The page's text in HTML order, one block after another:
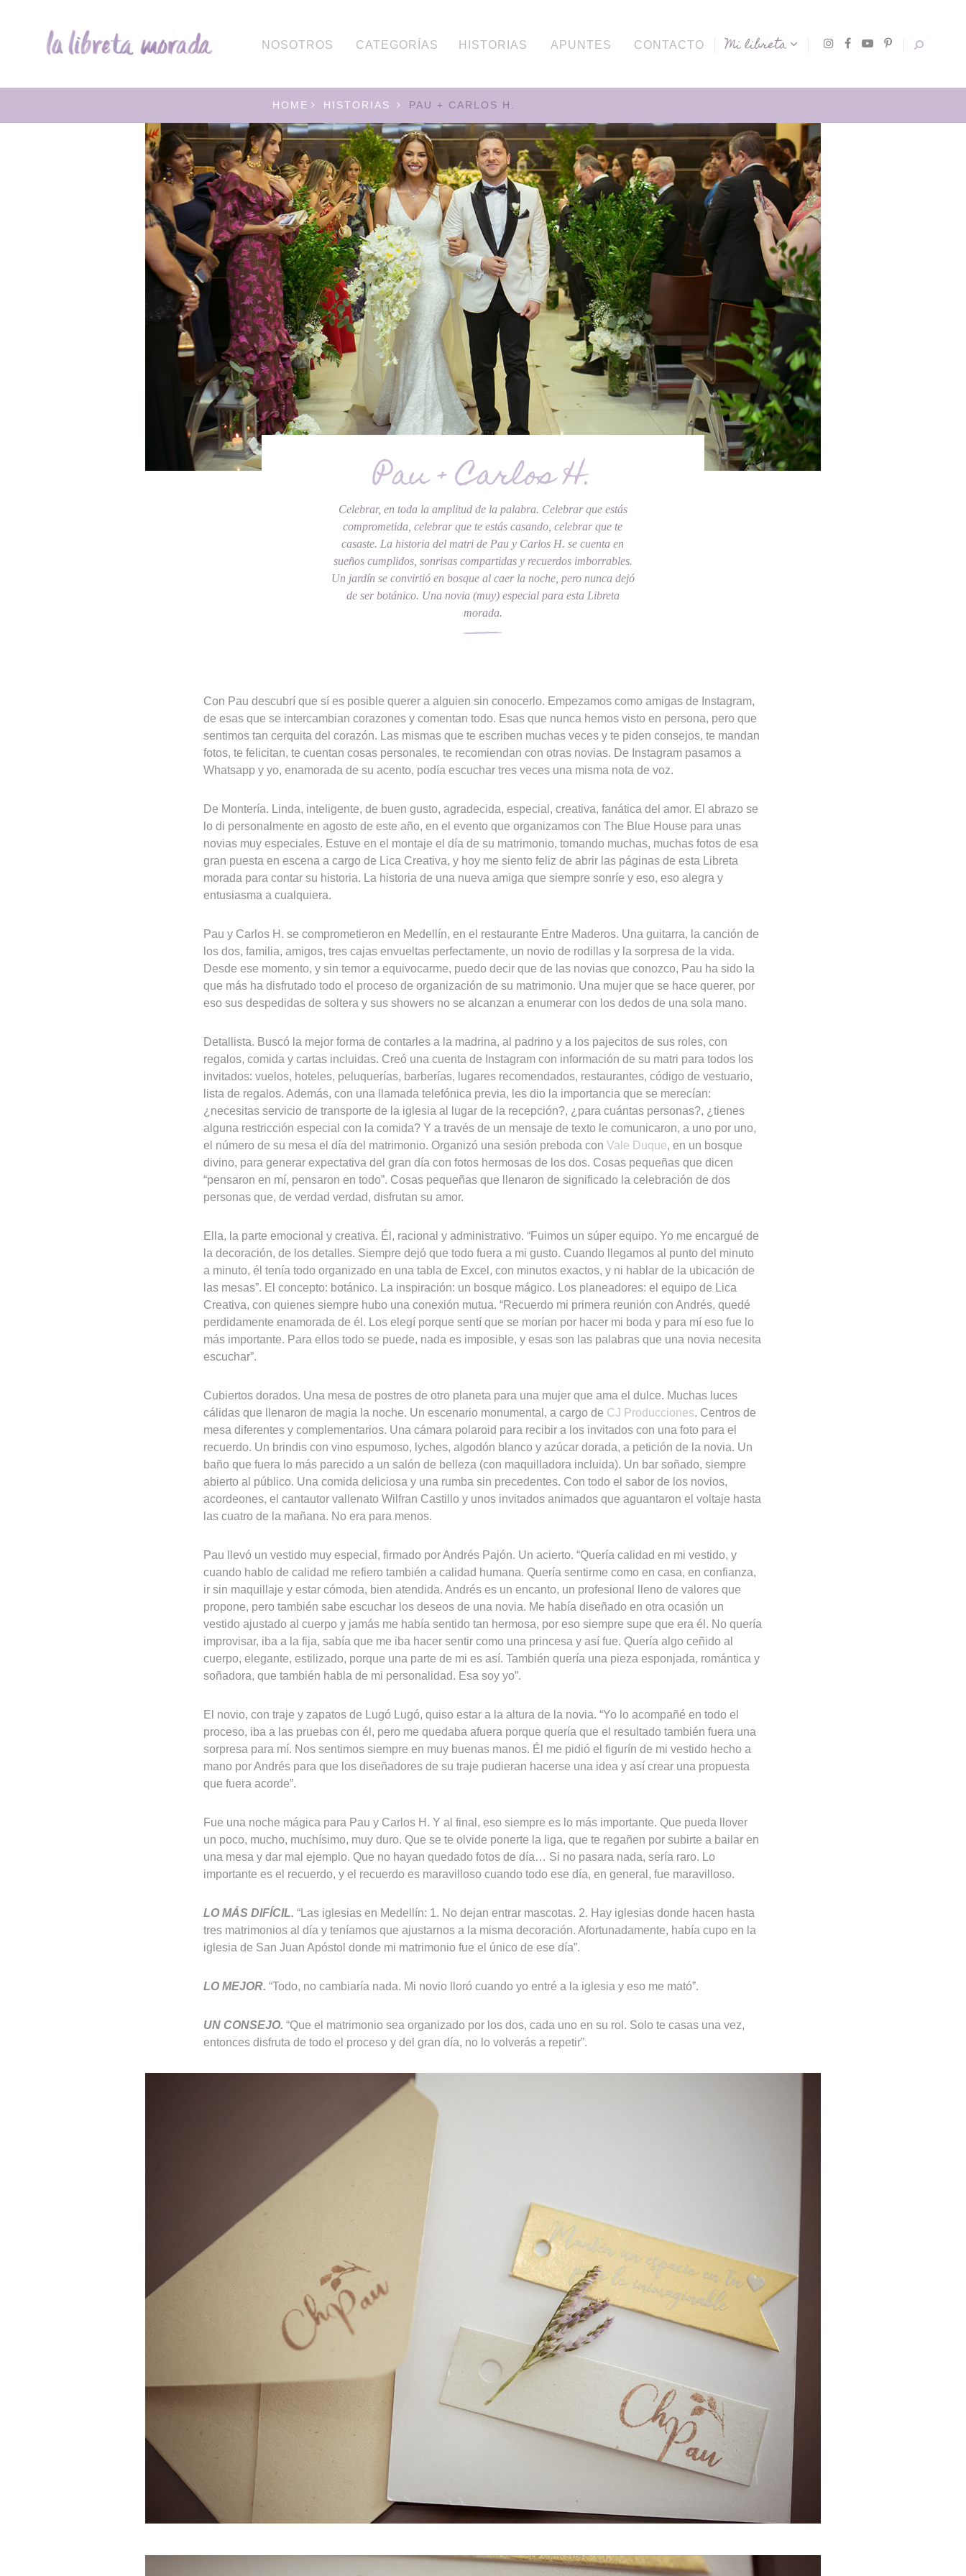
NOSOTROS CATEGORÍAS HISTORIAS APUNTES CONTACTO Mi libreta
HOME HISTORIAS PAU + CARLOS H.
Pau + Carlos H.
Celebrar, en toda la amplitud de la palabra. Celebrar que estás
comprometida, celebrar que te estás casando, celebrar que te
casaste. La historia del matri de Pau y Carlos H. se cuenta en
sueños cumplidos, sonrisas compartidas y recuerdos imborrables.
Un jardín se convirtió en bosque al caer la noche, pero nunca dejó
de ser botánico. Una novia (muy) especial para esta Libreta
morada.
Con Pau descubrí que sí es posible querer a alguien sin conocerlo. Empezamos como amigas de Instagram,
de esas que se intercambian corazones y comentan todo. Esas que nunca hemos visto en persona, pero que
sentimos tan cerquita del corazón. Las mismas que te escriben muchas veces y te piden consejos, te mandan
fotos, te felicitan, te cuentan cosas personales, te recomiendan con otras novias. De Instagram pasamos a
Whatsapp y yo, enamorada de su acento, podía escuchar tres veces una misma nota de voz.
De Montería. Linda, inteligente, de buen gusto, agradecida, especial, creativa, fanática del amor. El abrazo se
lo di personalmente en agosto de este año, en el evento que organizamos con The Blue House para unas
novias muy especiales. Estuve en el montaje el día de su matrimonio, tomando muchas, muchas fotos de esa
gran puesta en escena a cargo de Lica Creativa, y hoy me siento feliz de abrir las páginas de esta Libreta
morada para contar su historia. La historia de una nueva amiga que siempre sonríe y eso, eso alegra y
entusiasma a cualquiera.
Pau y Carlos H. se comprometieron en Medellín, en el restaurante Entre Maderos. Una guitarra, la canción de
los dos, familia, amigos, tres cajas envueltas perfectamente, un novio de rodillas y la sorpresa de la vida.
Desde ese momento, y sin temor a equivocarme, puedo decir que de las novias que conozco, Pau ha sido la
que más ha disfrutado todo el proceso de organización de su matrimonio. Una mujer que se hace querer, por
eso sus despedidas de soltera y sus showers no se alcanzan a enumerar con los dedos de una sola mano.
Detallista. Buscó la mejor forma de contarles a la madrina, al padrino y a los pajecitos de sus roles, con
regalos, comida y cartas incluidas. Creó una cuenta de Instagram con información de su matri para todos los
invitados: vuelos, hoteles, peluquerías, barberías, lugares recomendados, restaurantes, código de vestuario,
lista de regalos. Además, con una llamada telefónica previa, les dio la importancia que se merecían:
¿necesitas servicio de transporte de la iglesia al lugar de la recepción?, ¿para cuántas personas?, ¿tienes
alguna restricción especial con la comida? Y a través de un mensaje de texto le comunicaron, a uno por uno,
el número de su mesa el día del matrimonio. Organizó una sesión preboda con Vale Duque, en un bosque
divino, para generar expectativa del gran día con fotos hermosas de los dos. Cosas pequeñas que dicen
“pensaron en mí, pensaron en todo”. Cosas pequeñas que llenaron de significado la celebración de dos
personas que, de verdad verdad, disfrutan su amor.
Ella, la parte emocional y creativa. Él, racional y administrativo. “Fuimos un súper equipo. Yo me encargué de
la decoración, de los detalles. Siempre dejó que todo fuera a mi gusto. Cuando llegamos al punto del minuto
a minuto, él tenía todo organizado en una tabla de Excel, con minutos exactos, y ni hablar de la ubicación de
las mesas”. El concepto: botánico. La inspiración: un bosque mágico. Los planeadores: el equipo de Lica
Creativa, con quienes siempre hubo una conexión mutua. “Recuerdo mi primera reunión con Andrés, quedé
perdidamente enamorada de él. Los elegí porque sentí que se morían por hacer mi boda y para mí eso fue lo
más importante. Para ellos todo se puede, nada es imposible, y esas son las palabras que una novia necesita
escuchar”.
Cubiertos dorados. Una mesa de postres de otro planeta para una mujer que ama el dulce. Muchas luces
cálidas que llenaron de magia la noche. Un escenario monumental, a cargo de CJ Producciones. Centros de
mesa diferentes y complementarios. Una cámara polaroid para recibir a los invitados con una foto para el
recuerdo. Un brindis con vino espumoso, lyches, algodón blanco y azúcar dorada, a petición de la novia. Un
baño que fuera lo más parecido a un salón de belleza (con maquilladora incluida). Un bar soñado, siempre
abierto al público. Una comida deliciosa y una rumba sin precedentes. Con todo el sabor de los novios,
acordeones, el cantautor vallenato Wilfran Castillo y unos invitados animados que aguantaron el voltaje hasta
las cuatro de la mañana. No era para menos.
Pau llevó un vestido muy especial, firmado por Andrés Pajón. Un acierto. “Quería calidad en mi vestido, y
cuando hablo de calidad me refiero también a calidad humana. Quería sentirme como en casa, en confianza,
ir sin maquillaje y estar cómoda, bien atendida. Andrés es un encanto, un profesional lleno de valores que
propone, pero también sabe escuchar los deseos de una novia. Me había diseñado en otra ocasión un
vestido ajustado al cuerpo y jamás me había sentido tan hermosa, por eso siempre supe que era él. No quería
improvisar, iba a la fija, sabía que me iba hacer sentir como una princesa y así fue. Quería algo ceñido al
cuerpo, elegante, estilizado, porque una parte de mi es así. También quería una pieza esponjada, romántica y
soñadora, que también habla de mi personalidad. Esa soy yo”.
El novio, con traje y zapatos de Lugó Lugó, quiso estar a la altura de la novia. “Yo lo acompañé en todo el
proceso, iba a las pruebas con él, pero me quedaba afuera porque quería que el resultado también fuera una
sorpresa para mí. Nos sentimos siempre en muy buenas manos. Él me pidió el figurín de mi vestido hecho a
mano por Andrés para que los diseñadores de su traje pudieran hacerse una idea y así crear una propuesta
que fuera acorde”.
Fue una noche mágica para Pau y Carlos H. Y al final, eso siempre es lo más importante. Que pueda llover
un poco, mucho, muchísimo, muy duro. Que se te olvide ponerte la liga, que te regañen por subirte a bailar en
una mesa y dar mal ejemplo. Que no hayan quedado fotos de día… Si no pasara nada, sería raro. Lo
importante es el recuerdo, y el recuerdo es maravilloso cuando todo ese día, en general, fue maravilloso.
LO MÁS DIFÍCIL. “Las iglesias en Medellín: 1. No dejan entrar mascotas. 2. Hay iglesias donde hacen hasta
tres matrimonios al día y teníamos que ajustarnos a la misma decoración. Afortunadamente, había cupo en la
iglesia de San Juan Apóstol donde mi matrimonio fue el único de ese día”.
LO MEJOR. “Todo, no cambiaría nada. Mi novio lloró cuando yo entré a la iglesia y eso me mató”.
UN CONSEJO. “Que el matrimonio sea organizado por los dos, cada uno en su rol. Solo te casas una vez,
entonces disfruta de todo el proceso y del gran día, no lo volverás a repetir”.